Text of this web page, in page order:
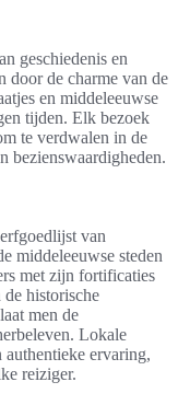
geschiedenis en
door de charme van de
en middeleeuwse
tijden. Elk bezoek
te verdwalen in de
bezienswaardigheden.
van
middeleeuwse steden
met zijn fortificaties
de historische
men de
Lokale
authentieke ervaring,
reiziger.